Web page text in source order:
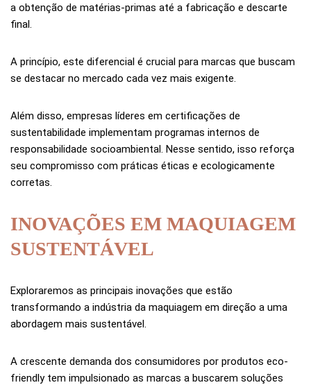
a obtenção de matérias-primas até a fabricação e descarte
final.
A princípio, este diferencial é crucial para marcas que buscam
se destacar no mercado cada vez mais exigente.
Além disso, empresas líderes em certificações de
sustentabilidade implementam programas internos de
responsabilidade socioambiental. Nesse sentido, isso reforça
seu compromisso com práticas éticas e ecologicamente
corretas.
INOVAÇÕES EM MAQUIAGEM
SUSTENTÁVEL
Exploraremos as principais inovações que estão
transformando a indústria da maquiagem em direção a uma
abordagem mais sustentável.
A crescente demanda dos consumidores por produtos eco-
friendly tem impulsionado as marcas a buscarem soluções